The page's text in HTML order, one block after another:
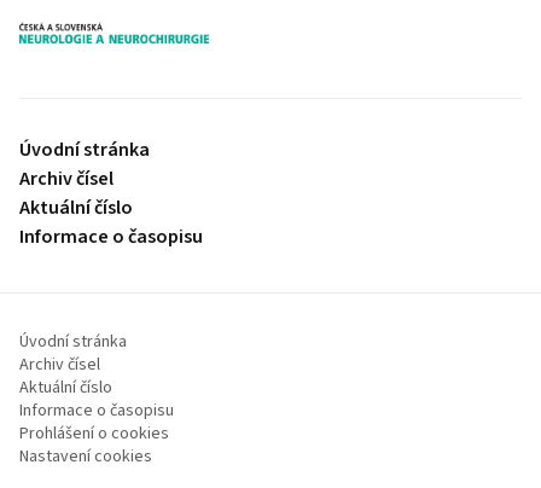
proLékaře.cz
Úvodní stránka
Archiv čísel
Aktuální číslo
Informace o časopisu
Úvodní stránka
Archiv čísel
Aktuální číslo
Informace o časopisu
Prohlášení o cookies
Nastavení cookies